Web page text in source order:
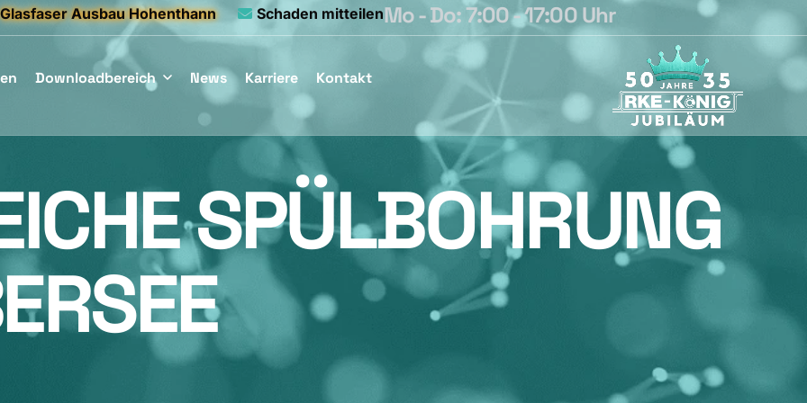
Glasfaser Ausbau Hohenthann Schaden mitteilenMo - Do: 7:00 - 17:00 Uhr
Downloadbereich News Karriere Kontakt
SPÜLBOHRUNG